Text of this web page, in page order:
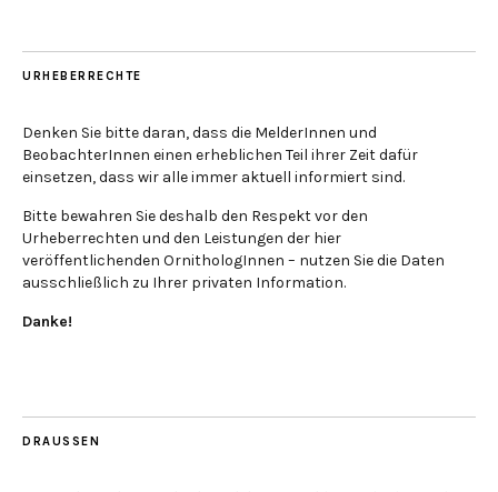
URHEBERRECHTE
Denken Sie bitte daran, dass die MelderInnen und
BeobachterInnen einen erheblichen Teil ihrer Zeit dafür
einsetzen, dass wir alle immer aktuell informiert sind.
Bitte bewahren Sie deshalb den Respekt vor den
Urheberrechten und den Leistungen der hier
veröffentlichenden OrnithologInnen – nutzen Sie die Daten
ausschließlich zu Ihrer privaten Information.
Danke!
DRAUSSEN